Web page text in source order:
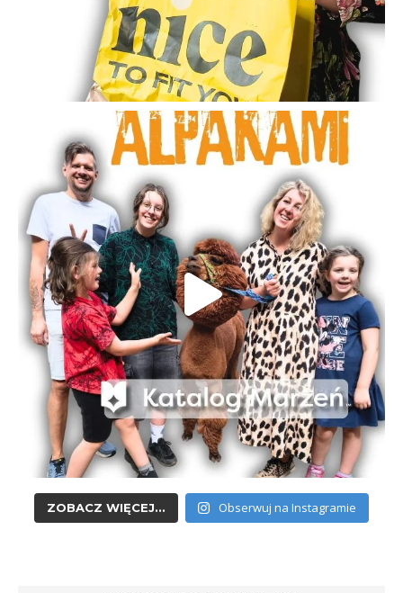
ZOBACZ WIĘCEJ... Obserwuj na Instagramie